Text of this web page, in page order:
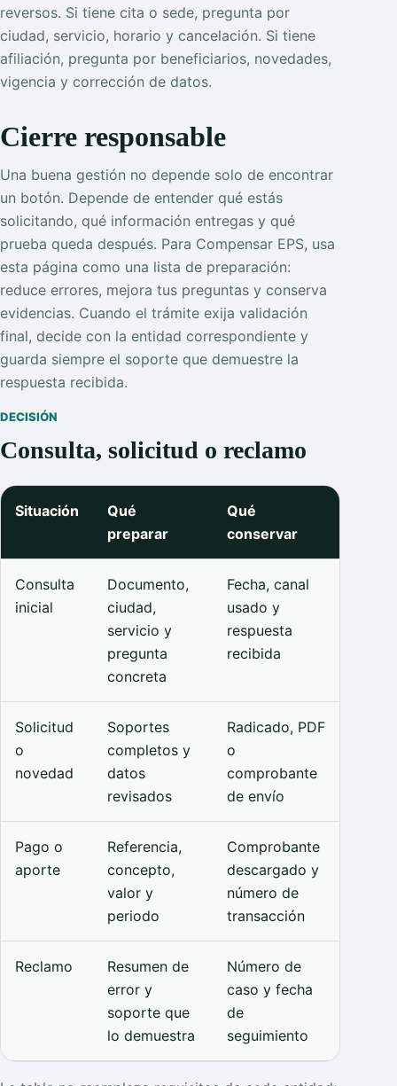
reversos. Si tiene cita o sede, pregunta por
ciudad, servicio, horario y cancelación. Si tiene
afiliación, pregunta por beneficiarios, novedades,
vigencia y corrección de datos.
Cierre responsable
Una buena gestión no depende solo de encontrar
un botón. Depende de entender qué estás
solicitando, qué información entregas y qué
prueba queda después. Para Compensar EPS, usa
esta página como una lista de preparación:
reduce errores, mejora tus preguntas y conserva
evidencias. Cuando el trámite exija validación
final, decide con la entidad correspondiente y
guarda siempre el soporte que demuestre la
respuesta recibida.
DECISIÓN
Consulta, solicitud o reclamo
Situación
Qué
preparar
Qué
conservar
Consulta
inicial
Documento,
ciudad,
servicio y
pregunta
concreta
Fecha, canal
usado y
respuesta
recibida
Solicitud
o
novedad
Soportes
completos y
datos
revisados
Radicado, PDF
o
comprobante
de envío
Pago o
aporte
Referencia,
concepto,
valor y
periodo
Comprobante
descargado y
número de
transacción
Reclamo
Resumen de
error y
soporte que
lo demuestra
Número de
caso y fecha
de
seguimiento